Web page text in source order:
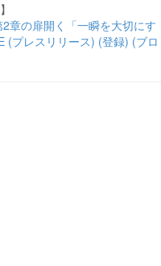
章の扉開く「一瞬を大切にす
(プレスリリース) (登録) (ブロ